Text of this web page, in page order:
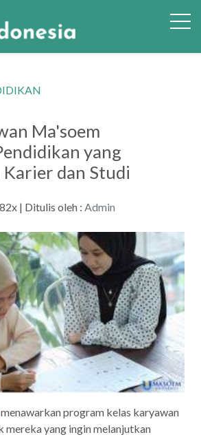
Ma'soem
yang
dan Studi
| Ditulis oleh : Admin
menawarkan program kelas karyawan
mereka yang ingin melanjutkan